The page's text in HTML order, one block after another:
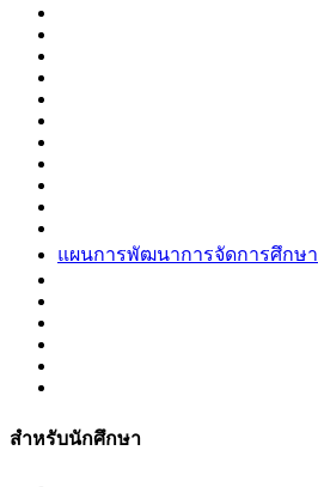
แผนการพัฒนาการจัดการศึกษา
สำหรับนักศึกษา